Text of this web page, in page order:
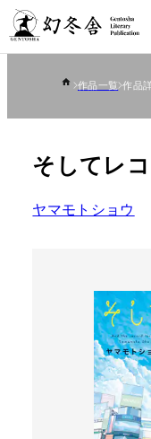
作品一覧 作品
そしてレ
ヤマモトショウ